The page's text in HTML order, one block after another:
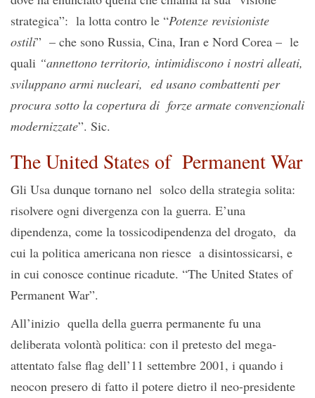
strategica”: la lotta contro le “Potenze revisioniste
ostili” – che sono Russia, Cina, Iran e Nord Corea – le
quali “annettono territorio, intimidiscono i nostri alleati,
sviluppano armi nucleari, ed usano combattenti per
procura sotto la copertura di forze armate convenzionali
modernizzate”. Sic.
The United States of Permanent War
Gli Usa dunque tornano nel solco della strategia solita:
risolvere ogni divergenza con la guerra. E’una
dipendenza, come la tossicodipendenza del drogato, da
cui la politica americana non riesce a disintossicarsi, e
in cui conosce continue ricadute. “The United States of
Permanent War”.
All’inizio quella della guerra permanente fu una
deliberata volontà politica: con il pretesto del mega-
attentato false flag dell’11 settembre 2001, i quando i
neocon presero di fatto il potere dietro il neo-presidente